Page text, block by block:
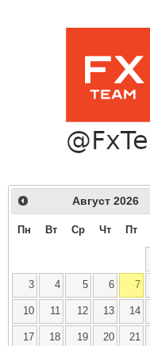
Август 2026
Пн Вт Ср Чт Пт
3 4 5 6 7
10 11 12 13 14
17 18 19 20 21